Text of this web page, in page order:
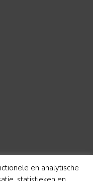
en analytische